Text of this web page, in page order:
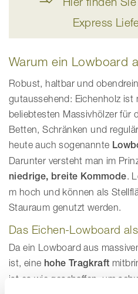
Express
Warum ein Lowboard
Robust, haltbar und
gutaussehend: Eichenholz
beliebtesten Massivhölzer für
Betten, Schränken und
heute auch sogenannte
Darunter versteht man im
niedrige, breite Kommode.
m hoch und können als
Stauraum genutzt werden.
Das Eichen-Lowboard
Da ein Lowboard aus
ist, eine hohe Tragkraft
ist es wie geschaffen, um